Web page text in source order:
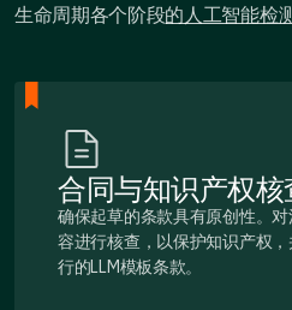
生命周期各个阶段的人工智能检
合同与知识产权核
确保起草的条款具有原创性。
容进行核查，以保护知识产权
行的LLM模板条款。